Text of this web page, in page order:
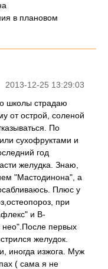
в плановом
2013-12-25 13:29:03
школы страдаю
от острой, соленой
По
сухофруктами и
год
желудка. Знаю,
"Мастодинона", а
Плюс у
при
и В-
нео".После первых
желудок.
иногда изжога. Муж
( сама я не